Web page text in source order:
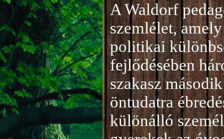
A Waldorf
szemlélet,
politikai
fejlődésében
szakasz
öntudatra
különálló